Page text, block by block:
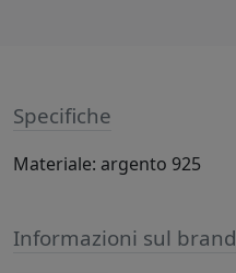
Specifiche
Materiale: argento 925
Informazioni sul brand